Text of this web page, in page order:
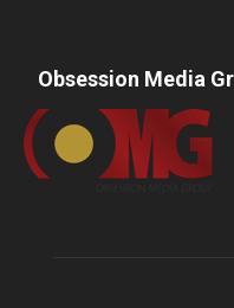
Obsession Media